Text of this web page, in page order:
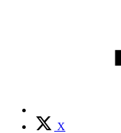
X